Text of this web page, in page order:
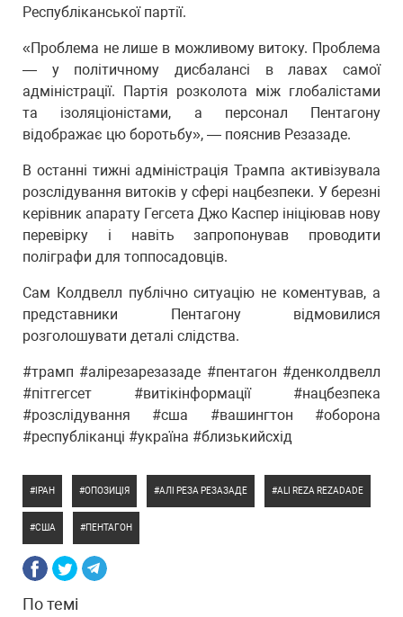
Республіканської партії.
«Проблема не лише в можливому витоку. Проблема
— у політичному дисбалансі в лавах самої
адміністрації. Партія розколота між глобалістами
та ізоляціоністами, а персонал Пентагону
відображає цю боротьбу», — пояснив Резазаде.
В останні тижні адміністрація Трампа активізувала
розслідування витоків у сфері нацбезпеки. У березні
керівник апарату Гегсета Джо Каспер ініціював нову
перевірку і навіть запропонував проводити
поліграфи для топпосадовців.
Сам Колдвелл публічно ситуацію не коментував, а
представники Пентагону відмовилися
розголошувати деталі слідства.
#трамп #алірезарезазаде #пентагон #денколдвелл
#пітгегсет #витікінформації #нацбезпека
#розслідування #сша #вашингтон #оборона
#республіканці #україна #близькийсхід
ІРАН ОПОЗИЦІЯ АЛІ РЕЗА РЕЗАЗАДЕ ALI REZA REZADADE
США ПЕНТАГОН
По темі